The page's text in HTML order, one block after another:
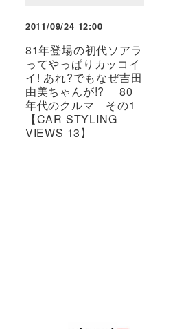
2011/09/24 12:00
81年登場の初代ソアラ
ってやっぱりカッコイ
イ! あれ?でもなぜ吉田
由美ちゃんが!? 80
年代のクルマ その1
【CAR STYLING
VIEWS 13】